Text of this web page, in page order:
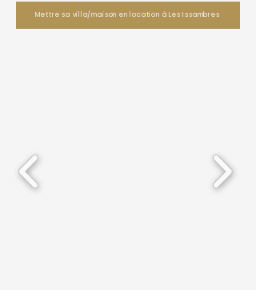
Mettre sa villa/maison en location à Les Issambres